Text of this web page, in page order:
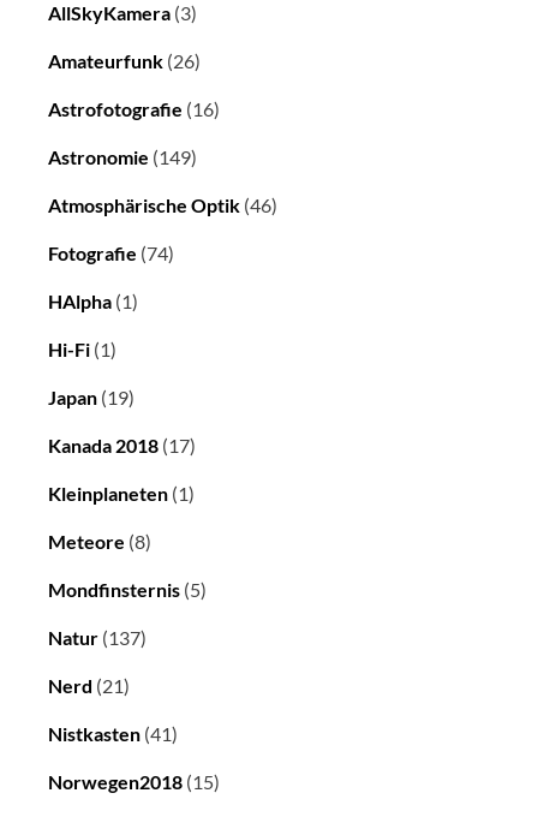
AllSkyKamera (3)
Amateurfunk (26)
Astrofotografie (16)
Astronomie (149)
Atmosphärische Optik (46)
Fotografie (74)
HAlpha (1)
Hi-Fi (1)
Japan (19)
Kanada 2018 (17)
Kleinplaneten (1)
Meteore (8)
Mondfinsternis (5)
Natur (137)
Nerd (21)
Nistkasten (41)
Norwegen2018 (15)